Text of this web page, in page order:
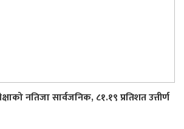
नतिजा सार्वजनिक, ८१.१९ प्रतिशत उत्तीर्ण